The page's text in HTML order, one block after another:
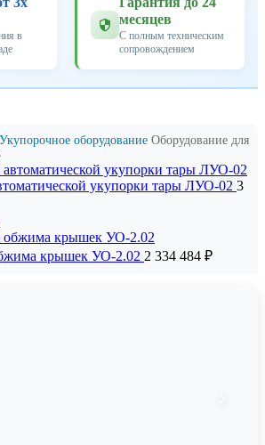
в
месяцев
С полным техническим
сопровождением
Укупорочное оборудование Оборудование для
укупорки тары ЛУО-02 3
крышек УО-2.02 2 334 484 ₽